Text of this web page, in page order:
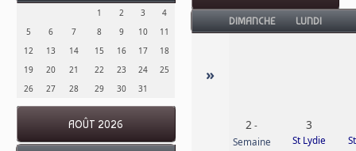
1 2 3
4
5
6 7 8 9 10
11
12
13 14 15 16 17
18
19
20 21 22 23 24
25
26
27 28 29 30 31
AOÛT 2026
DIMANCHE LUNDI
»
2 -
Semaine
3
St Lydie